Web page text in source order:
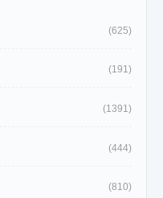
(625)
(191)
(1391)
(444)
(810)